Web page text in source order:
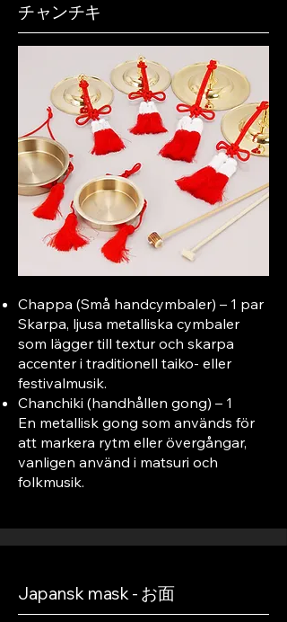
チャンチキ
Chappa (Små handcymbaler) – 1 par
Skarpa, ljusa metalliska cymbaler
som lägger till textur och skarpa
accenter i traditionell taiko- eller
festivalmusik.
Chanchiki (handhållen gong) – 1
En metallisk gong som används för
att markera rytm eller övergångar,
vanligen använd i matsuri och
folkmusik.
Japansk mask - お面